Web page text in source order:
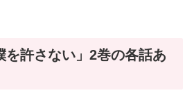
を許さない」2巻の各話あ